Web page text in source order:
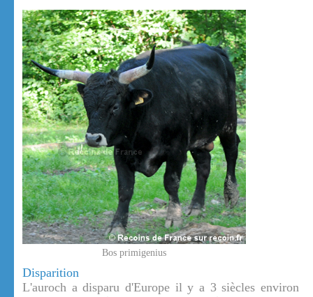
Bos primigenius
Disparition
L'auroch a disparu d'Europe il y a 3 siècles environ